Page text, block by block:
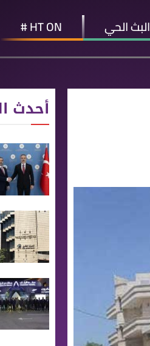
البث الحي HT ON #
أحدث